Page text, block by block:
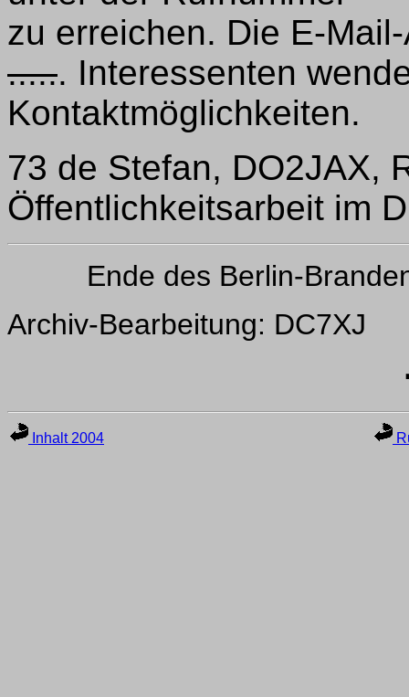
zu erreichen. Die E-
...... Interessenten
Kontaktmöglichkeiten.
73 de Stefan, DO2JAX,
Öffentlichkeitsarbeit im
Ende des Berlin-
Archiv-Bearbeitung: DC7XJ
Inhalt 2004